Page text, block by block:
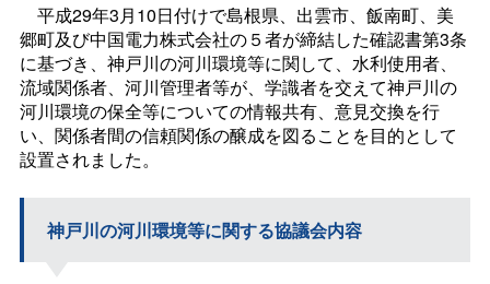
平成29年3月10日付けで島根県、出雲市、飯南町、美
郷町及び中国電力株式会社の５者が締結した確認書第3条
に基づき、神戸川の河川環境等に関して、水利使用者、
流域関係者、河川管理者等が、学識者を交えて神戸川の
河川環境の保全等についての情報共有、意見交換を行
い、関係者間の信頼関係の醸成を図ることを目的として
設置されました。
神戸川の河川環境等に関する協議会内容